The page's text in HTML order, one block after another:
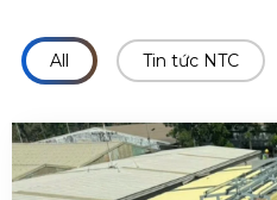
All Tin tức NTC